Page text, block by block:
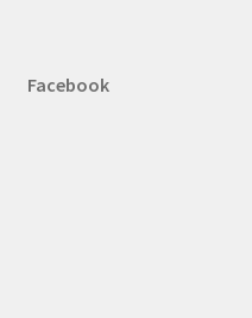
Facebook